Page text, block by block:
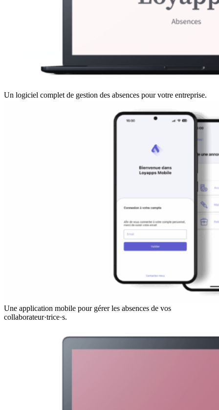
Un logiciel complet de gestion des absences pour votre entreprise.
Une application mobile pour gérer les absences de vos
collaborateur·trice·s.